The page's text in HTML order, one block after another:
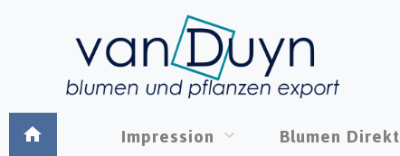
Impression Blumen Direkt